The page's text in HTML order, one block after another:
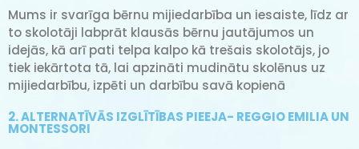
Mums ir svarīga bērnu mijiedarbība un iesaiste, līdz ar
to skolotāji labprāt klausās bērnu jautājumos un
idejās, kā arī pati telpa kalpo kā trešais skolotājs, jo
tiek iekārtota tā, lai apzināti mudinātu skolēnus uz
mijiedarbību, izpēti un darbību savā kopienā
2. ALTERNATĪVĀS IZGLĪTĪBAS PIEEJA- REGGIO EMILIA UN
MONTESSORI